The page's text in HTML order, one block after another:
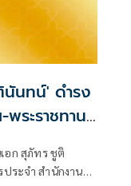
นันทน์' ดำรง
ระราชทาน
อก สุภัทร ชูติ
ระจำ สำนักงาน